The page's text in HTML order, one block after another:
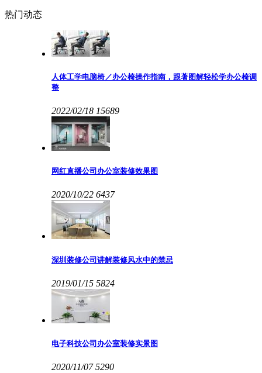
热门动态
人体工学电脑椅／办公椅操作指南，跟著图解轻松学办公椅调
整
2022/02/18 15689
网红直播公司办公室装修效果图
2020/10/22 6437
深圳装修公司讲解装修风水中的禁忌
2019/01/15 5824
电子科技公司办公室装修实景图
2020/11/07 5290